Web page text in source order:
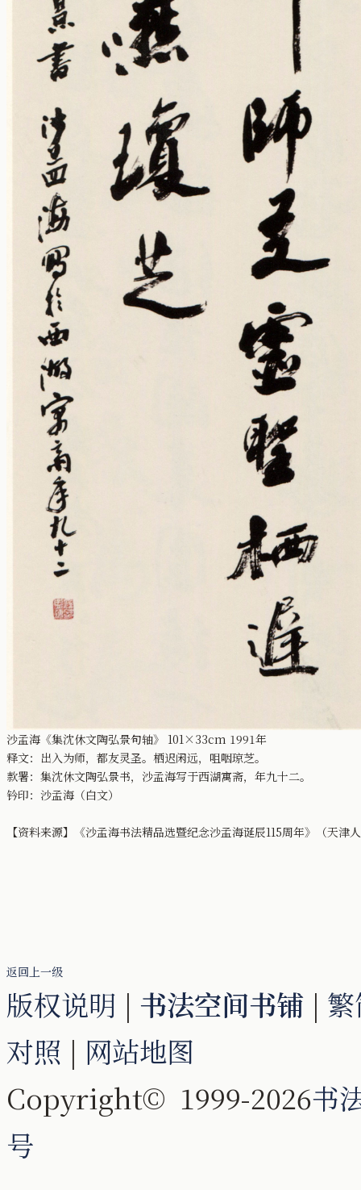
沙孟海《集沈休文陶弘景句轴》 101×33cm 1991年
释文：出入为师，都友灵圣。栖迟闲远，咀咽琼芝。
款署：集沈休文陶弘景书，沙孟海写于西湖寓斋，年九十二。
钤印：沙孟海（白文）
【资料来源】《沙孟海书法精品选暨纪念沙孟海诞辰115周年》（天津
返回上一级
版权说明 | 书法空间书铺 |
对照 | 网站地图
Copyright© 1999-2026书
号